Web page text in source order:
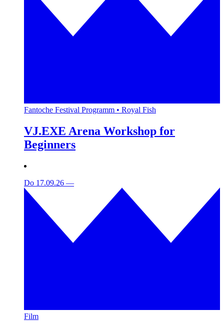
Fantoche Festival Programm • Royal Fish
VJ.EXE Arena Workshop for
Beginners
Do 17.09.26 —
Film